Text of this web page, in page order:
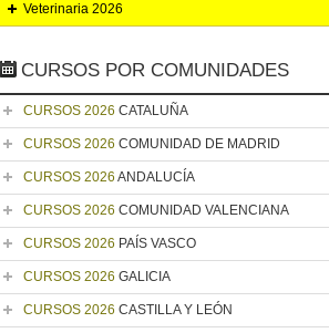
Veterinaria 2026
CURSOS POR COMUNIDADES
CURSOS 2026 CATALUÑA
CURSOS 2026 COMUNIDAD DE MADRID
CURSOS 2026 ANDALUCÍA
CURSOS 2026 COMUNIDAD VALENCIANA
CURSOS 2026 PAÍS VASCO
CURSOS 2026 GALICIA
CURSOS 2026 CASTILLA Y LEÓN